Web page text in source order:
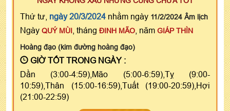
Thứ tư, ngày 20/3/2024 nhằm ngày 11/2/2024 Âm lịch
Ngày QUÝ MÙI , tháng ĐINH MÃO , năm GIÁP THÌN
Hoàng đạo (kim đường hoàng đạo)
GIỜ TỐT TRONG NGÀY :
Dần (3:00-4:59),Mão (5:00-6:59),Tỵ (9:00-
10:59),Thân (15:00-16:59),Tuất (19:00-20:59),Hợi
(21:00-22:59)